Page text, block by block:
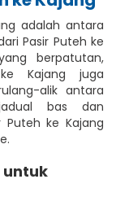
adalah antara
Pasir Puteh ke
berpatutan,
Kajang juga
alik antara
bas dan
ke Kajang
untuk